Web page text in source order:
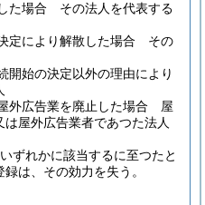
た場合 その法人を代表する
定により解散した場合 その
開始の決定以外の理由により
外広告業を廃止した場合 屋
屋外広告業者であつた法人
ずれかに該当するに至つたと
は、その効力を失う。